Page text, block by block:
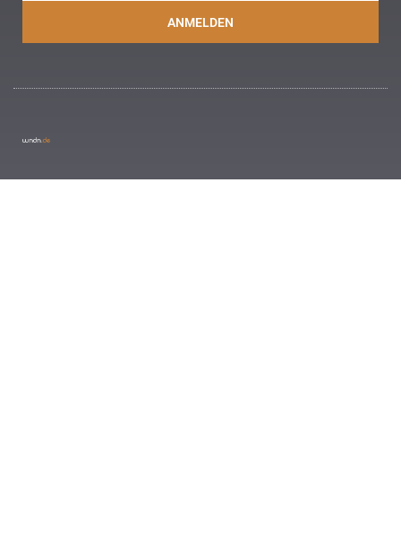
ANMELDEN